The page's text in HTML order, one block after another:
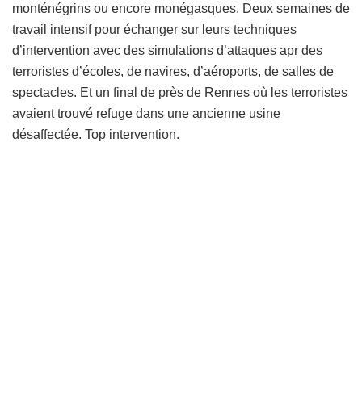
monténégrins ou encore monégasques. Deux semaines de
travail intensif pour échanger sur leurs techniques
d’intervention avec des simulations d’attaques apr des
terroristes d’écoles, de navires, d’aéroports, de salles de
spectacles. Et un final de près de Rennes où les terroristes
avaient trouvé refuge dans une ancienne usine
désaffectée. Top intervention.